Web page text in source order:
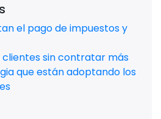
el pago de impuestos y
sin contratar más
que están adoptando los